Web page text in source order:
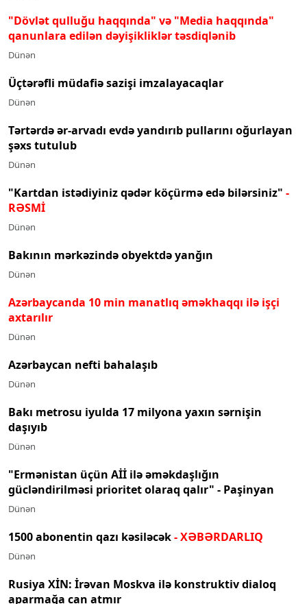
"Dövlət qulluğu haqqında" və "Media haqqında"
qanunlara edilən dəyişikliklər təsdiqlənib
Dünən
Üçtərəfli müdafiə sazişi imzalayacaqlar
Dünən
Tərtərdə ər-arvadı evdə yandırıb pullarını oğurlayan
şəxs tutulub
Dünən
"Kartdan istədiyiniz qədər köçürmə edə bilərsiniz" -
RƏSMİ
Dünən
Bakının mərkəzində obyektdə yanğın
Dünən
Azərbaycanda 10 min manatlıq əməkhaqqı ilə işçi
axtarılır
Dünən
Azərbaycan nefti bahalaşıb
Dünən
Bakı metrosu iyulda 17 milyona yaxın sərnişin
daşıyıb
Dünən
"Ermənistan üçün Aİİ ilə əməkdaşlığın
gücləndirilməsi prioritet olaraq qalır" - Paşinyan
Dünən
1500 abonentin qazı kəsiləcək- XƏBƏRDARLIQ
Dünən
Rusiya XİN: İrəvan Moskva ilə konstruktiv dialoq
aparmağa can atmır